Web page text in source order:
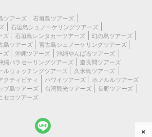
ツアーズ
石垣島ツアーズ
石垣島シュノーケリングツアーズ
ズ
石垣島レンタカーツアーズ
幻の島ツアーズ
島ツアーズ
宮古島シュノーケリングツアーズ
ズ
沖縄ツアーズ
沖縄やんばるツアーズ
縄パラセーリングツアーズ
慶良間ツアーズ
ルウォッチングツアーズ
久米島ツアーズ
クティビティ ハワイツアーズ
ホノルルツアーズ
ブ島ツアーズ 台湾観光ツアーズ
長野ツアーズ
セコツアーズ
×